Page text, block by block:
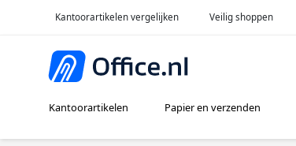
Kantoorartikelen vergelijken Veilig shoppen
Kantoorartikelen Papier en verzenden